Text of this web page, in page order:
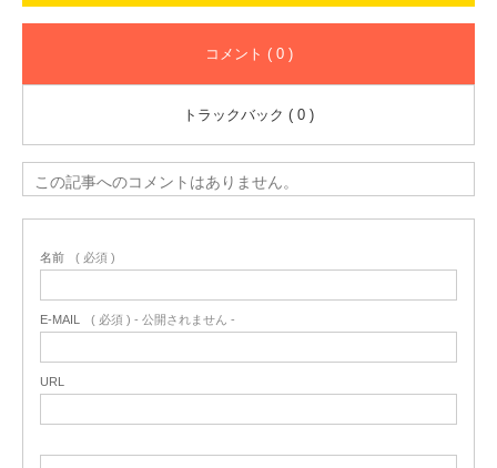
コメント ( 0 )
トラックバック ( 0 )
この記事へのコメントはありません。
名前 ( 必須 )
E-MAIL ( 必須 ) - 公開されません -
URL